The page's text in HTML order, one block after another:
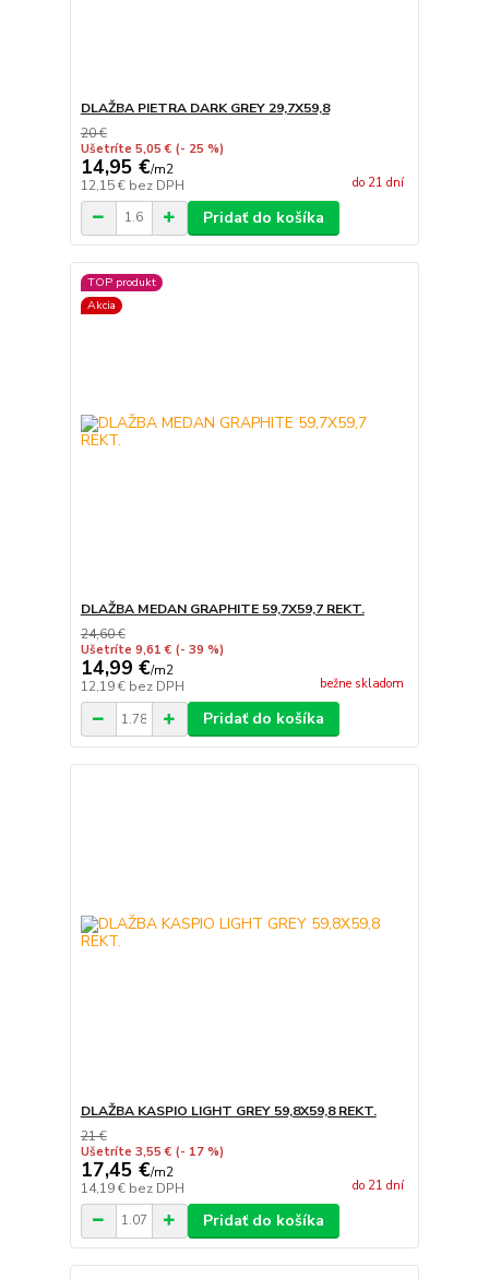
DLAŽBA PIETRA DARK GREY 29,7X59,8
20 €
Ušetríte 5,05 € (- 25 %)
14,95 €/m2
12,15 € bez DPH do 21 dní
Pridať do košíka
TOP produkt
Akcia
DLAŽBA MEDAN GRAPHITE 59,7X59,7 REKT.
24,60 €
Ušetríte 9,61 € (- 39 %)
14,99 €/m2
12,19 € bez DPH bežne skladom
Pridať do košíka
DLAŽBA KASPIO LIGHT GREY 59,8X59,8 REKT.
21 €
Ušetríte 3,55 € (- 17 %)
17,45 €/m2
14,19 € bez DPH do 21 dní
Pridať do košíka